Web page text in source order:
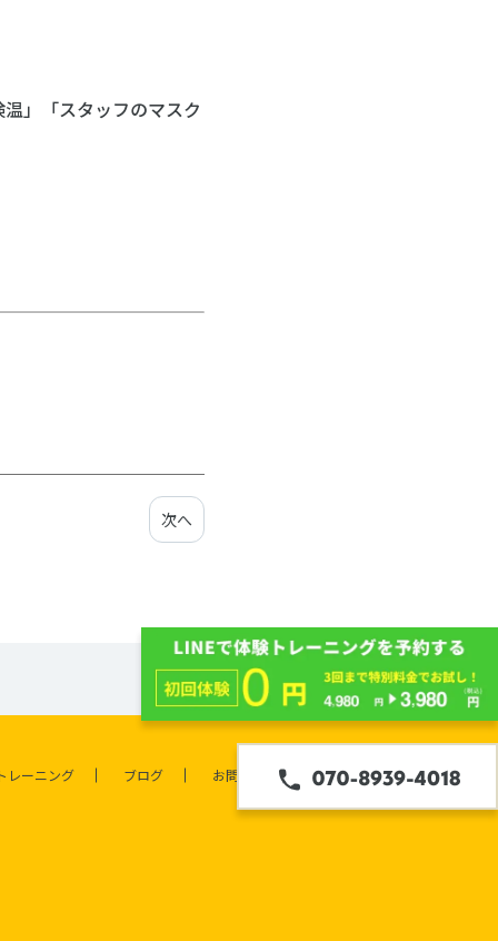
」「スタッフのマスク
次へ
レーニング ブログ お問合せ